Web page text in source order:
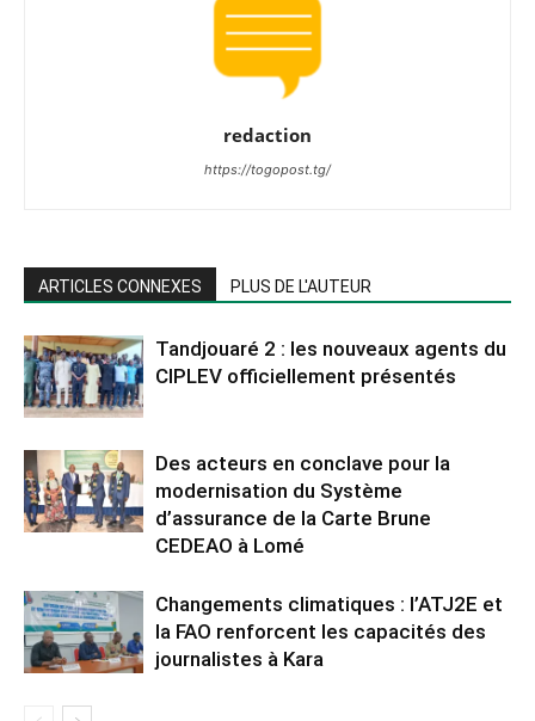
redaction
https://togopost.tg/
ARTICLES CONNEXES PLUS DE L'AUTEUR
Tandjouaré 2 : les nouveaux agents du
CIPLEV officiellement présentés
Des acteurs en conclave pour la
modernisation du Système
d’assurance de la Carte Brune
CEDEAO à Lomé
Changements climatiques : l’ATJ2E et
la FAO renforcent les capacités des
journalistes à Kara